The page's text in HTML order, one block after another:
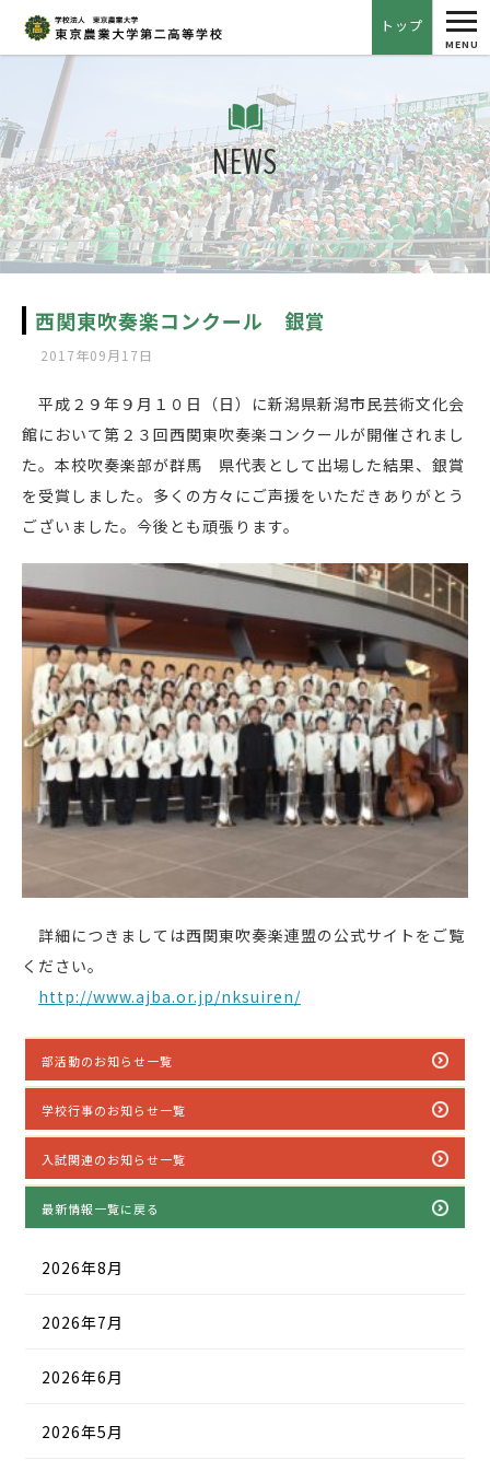
トップ
MENU
NEWS
西関東吹奏楽コンクール 銀賞
2017年09月17日
平成２９年９月１０日（日）に新潟県新潟市民芸術文化会
館において第２３回西関東吹奏楽コンクールが開催されまし
た。本校吹奏楽部が群馬 県代表として出場した結果、銀賞
を受賞しました。多くの方々にご声援をいただきありがとう
ございました。今後とも頑張ります。
詳細につきましては西関東吹奏楽連盟の公式サイトをご覧
ください。
http://www.ajba.or.jp/nksuiren/
部活動のお知らせ一覧
学校行事のお知らせ一覧
入試関連のお知らせ一覧
最新情報一覧に戻る
2026年8月
2026年7月
2026年6月
2026年5月